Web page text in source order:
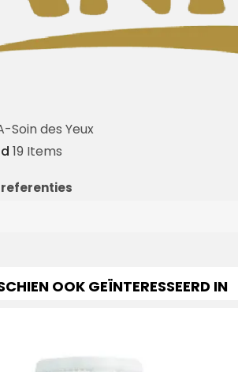
Soin des Yeux
19 Items
OOK GEÏNTERESSEERD IN